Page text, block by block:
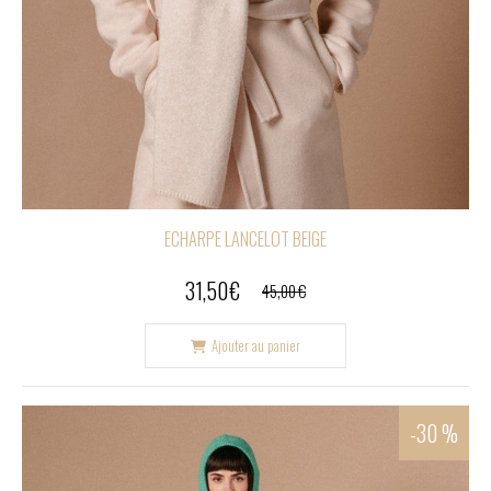
ECHARPE LANCELOT BEIGE
31,50€ 45,00€
Ajouter au panier
-30 %